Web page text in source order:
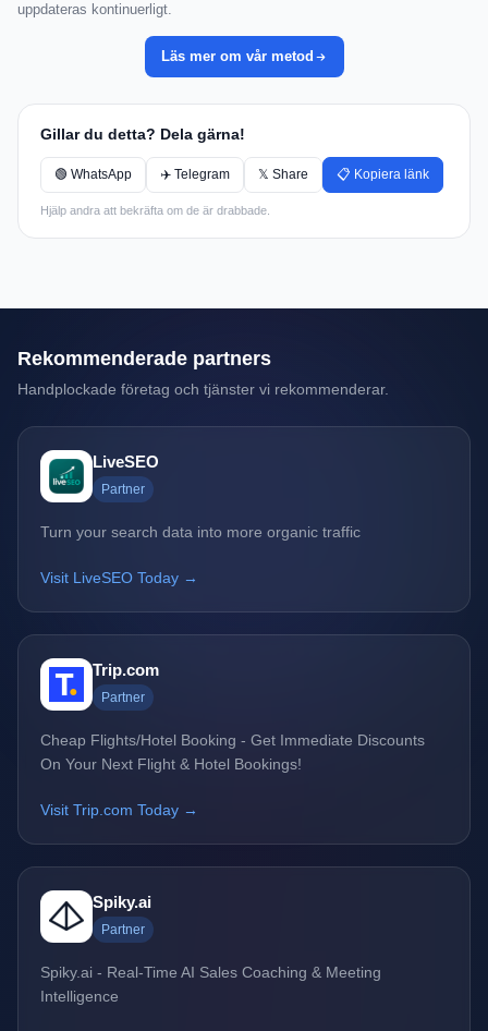
uppdateras kontinuerligt.
Läs mer om vår metod
Gillar du detta? Dela gärna!
🟢 WhatsApp ✈️ Telegram 𝕏 Share 📋 Kopiera länk
Hjälp andra att bekräfta om de är drabbade.
Rekommenderade partners
Handplockade företag och tjänster vi rekommenderar.
LiveSEO
Partner
Turn your search data into more organic traffic
Visit LiveSEO Today →
Trip.com
Partner
Cheap Flights/Hotel Booking - Get Immediate Discounts
On Your Next Flight & Hotel Bookings!
Visit Trip.com Today →
Spiky.ai
Partner
Spiky.ai - Real-Time AI Sales Coaching & Meeting
Intelligence